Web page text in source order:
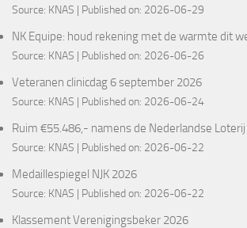
Source: KNAS Published on: 2026-06-29
NK Equipe: houd rekening met de warmte dit
Source: KNAS Published on: 2026-06-26
Veteranen clinicdag 6 september 2026
Source: KNAS Published on: 2026-06-24
Ruim €55.486,- namens de Nederlandse Loterij
Source: KNAS Published on: 2026-06-22
Medaillespiegel NJK 2026
Source: KNAS Published on: 2026-06-22
Klassement Verenigingsbeker 2026